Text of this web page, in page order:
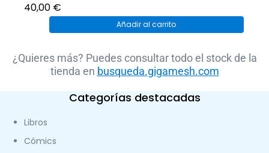
40,00 €
Añadir al carrito
¿Quieres más? Puedes consultar todo el stock de la
tienda en busqueda.gigamesh.com
Categorías destacadas
Libros
Cómics